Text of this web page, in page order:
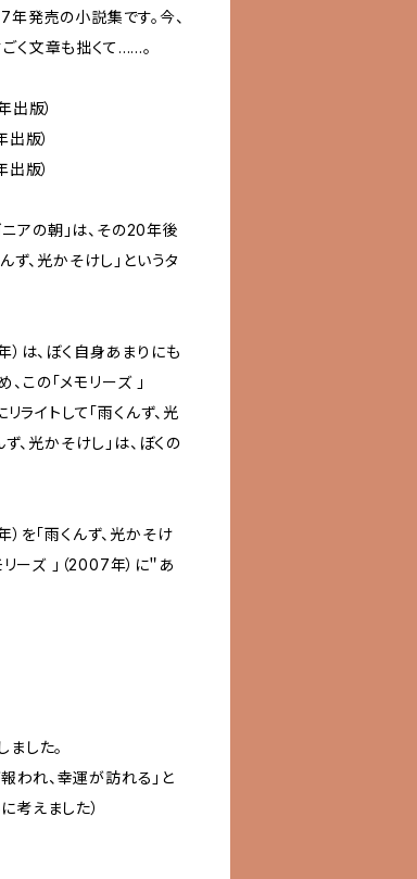
発売の小説集です。今、
く文章も拙くて……。
出版）
版）
版）
アの朝」は、その20年後
ず、光かそけし」というタ
）は、ぼく自身あまりにも
この「メモリーズ 」
ライトして「雨くんず、光
、光かそけし」は、ぼくの
を「雨くんず、光かそけ
ーズ 」（2007年）に＂あ
ました。
われ、幸運が訪れる」と
考えました）